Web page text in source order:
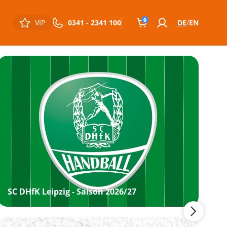
VIP 0341 - 2341 100 0 DE EN
SC DHfK Leipzig - Saison 2026/27